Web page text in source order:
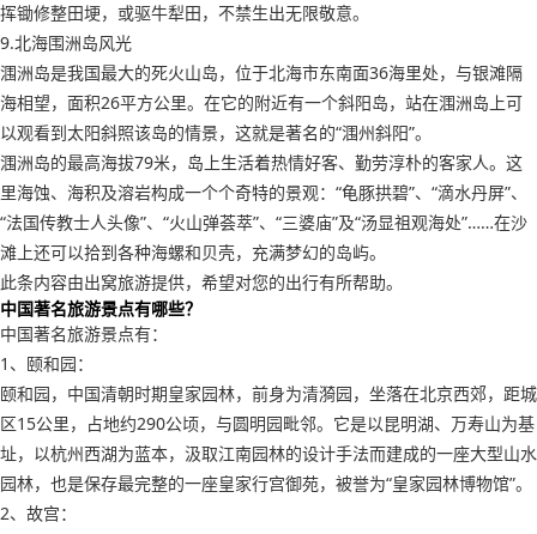
挥锄修整田埂，或驱牛犁田，不禁生出无限敬意。
9.北海围洲岛风光
涠洲岛是我国最大的死火山岛，位于北海市东南面36海里处，与银滩隔
海相望，面积26平方公里。在它的附近有一个斜阳岛，站在涠洲岛上可
以观看到太阳斜照该岛的情景，这就是著名的“涠州斜阳”。
涠洲岛的最高海拔79米，岛上生活着热情好客、勤劳淳朴的客家人。这
里海蚀、海积及溶岩构成一个个奇特的景观：“龟豚拱碧”、“滴水丹屏”、
“法国传教士人头像”、“火山弹荟萃”、“三婆庙”及“汤显祖观海处”……在沙
滩上还可以拾到各种海螺和贝壳，充满梦幻的岛屿。
此条内容由出窝旅游提供，希望对您的出行有所帮助。
中国著名旅游景点有哪些？
中国著名旅游景点有：
1、颐和园：
颐和园，中国清朝时期皇家园林，前身为清漪园，坐落在北京西郊，距城
区15公里，占地约290公顷，与圆明园毗邻。它是以昆明湖、万寿山为基
址，以杭州西湖为蓝本，汲取江南园林的设计手法而建成的一座大型山水
园林，也是保存最完整的一座皇家行宫御苑，被誉为“皇家园林博物馆”。
2、故宫：